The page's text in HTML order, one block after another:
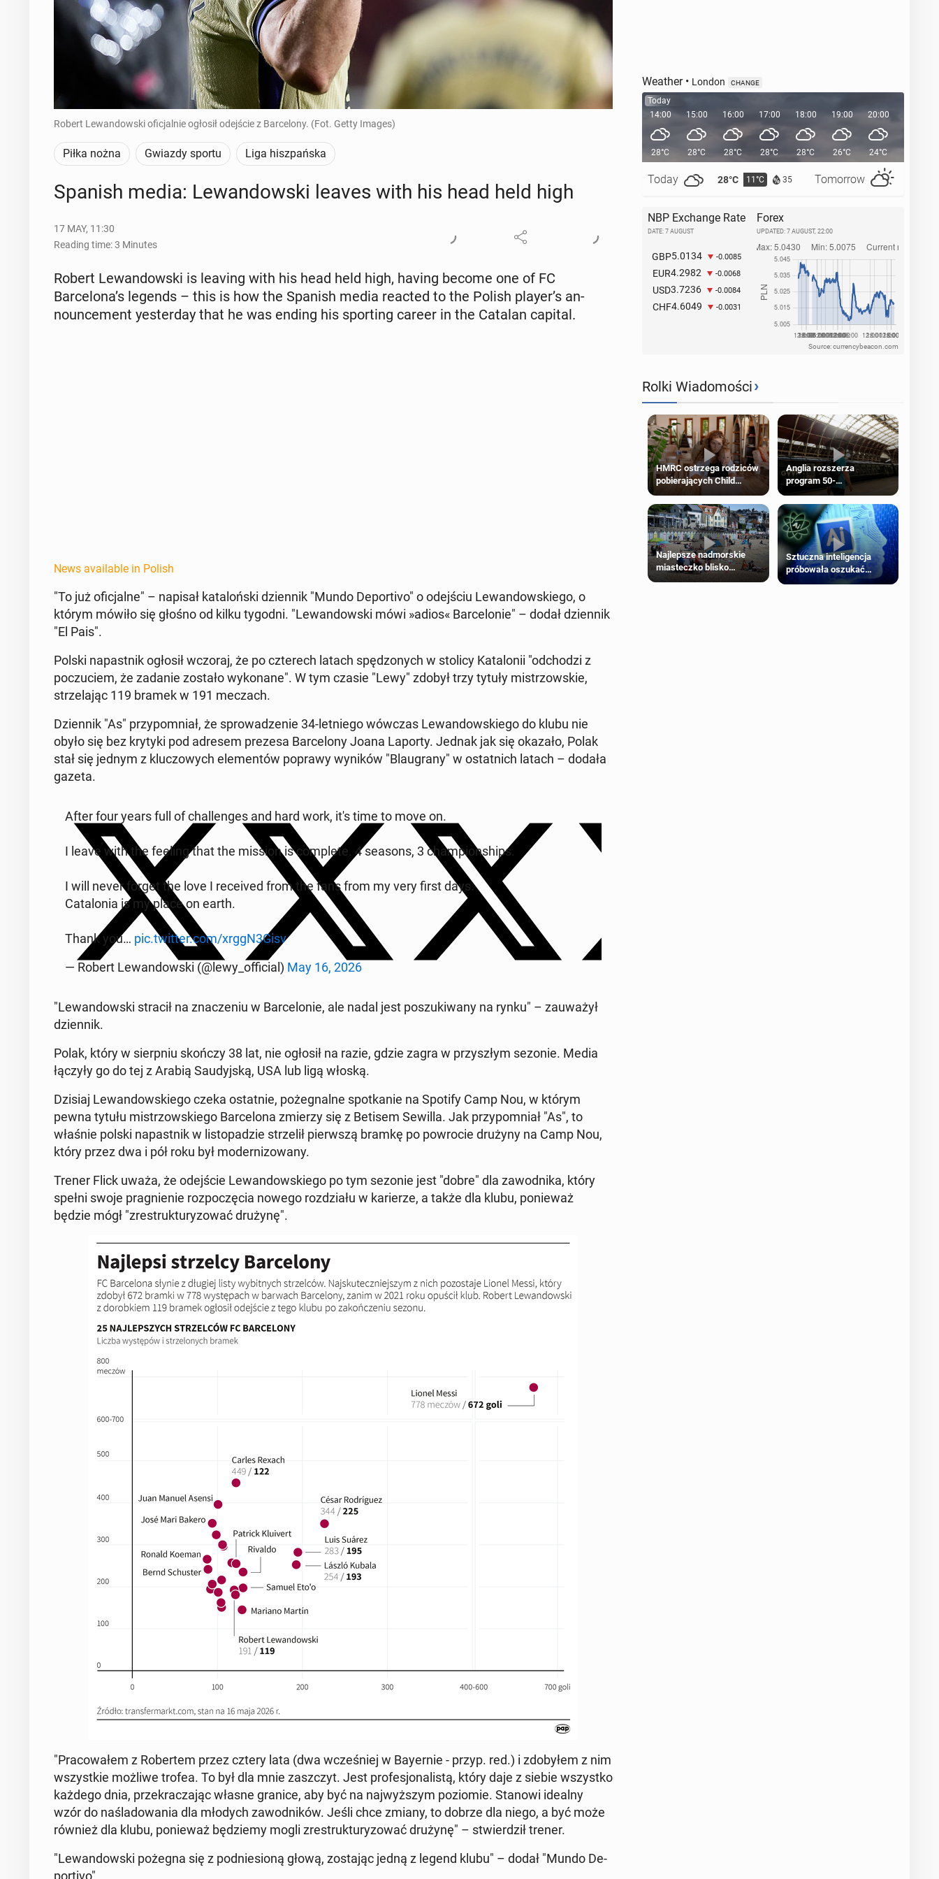
Robert Lewandowski oficjalnie ogłosił odejście z Barcelony. (Fot. Getty Images)
Piłka nożna Gwiazdy sportu Liga hiszpańska
Spanish media: Lewandows­ki leaves with his head held high
17 MAY, 11:30
Reading time: 3 Minutes
Robert Lewandows­ki is leaving with his head held high, having become one of FC
Barcelona’s legends – this is how the Spanish media reacted to the Polish player’s an­
nounce­ment yes­ter­day that he was ending his sport­ing career in the Catalan capital.
News available in Polish
"To już ofic­jalne" – napisał kat­alońs­ki dzi­en­nik "Mundo De­porti­vo" o ode­jś­ciu Lewandowskiego, o
którym mówiło się głośno od kilku tygodni. "Lewandows­ki mówi »adios« Barcelonie" – dodał dzi­en­nik
"El Pais".
Polski na­past­nik ogłosił wczoraj, że po czterech latach spęd­zonych w stolicy Kat­alonii "od­chodzi z
poczu­ciem, że zadanie zostało wyko­nane". W tym czasie "Lewy" zdobył trzy tytuły mis­tr­zowskie,
strze­la­jąc 119 bramek w 191 meczach.
Dzi­en­nik "As" przy­pom­ni­ał, że sprowadze­nie 34-let­niego wówczas Lewandowskiego do klubu nie
obyło się bez krytyki pod adresem prezesa Barcelony Joana Laporty. Jednak jak się okazało, Polak
stał się jednym z kluc­zowych el­e­men­tów poprawy wyników "Blau­grany" w os­tat­nich latach – dodała
gazeta.
After four years full of chal­lenges and hard work, it's time to move on.
I leave with the feeling that the mission is com­plete. 4 seasons, 3 cham­pi­onships.
I will never forget the love I re­ceived from the fans from my very first days.
Cat­alo­nia is my place on earth.
Thank you… pic.twitter.com/xrggN3Gisv
— Robert Lewandows­ki (@lewy_of­fi­cial) May 16, 2026
"Lewandows­ki stracił na znacze­niu w Barcelonie, ale nadal jest poszuki­wany na rynku" – za­uważył
dzi­en­nik.
Polak, który w sierp­niu skończy 38 lat, nie ogłosił na razie, gdzie zagra w przyszłym sezonie. Media
łączyły go do tej z Arabią Saudyjską, USA lub ligą włoską.
Dzisiaj Lewandowskiego czeka os­tat­nie, pożeg­nalne spotkanie na Spotify Camp Nou, w którym
pewna tytułu mis­tr­zowskiego Barcelona zmierzy się z Betisem Sewilla. Jak przy­pom­ni­ał "As", to
właśnie polski na­past­nik w listopadzie strzelił pier­wszą bramkę po powro­cie drużyny na Camp Nou,
który przez dwa i pół roku był mod­ern­i­zowany.
Trener Flick uważa, że ode­jś­cie Lewandowskiego po tym sezonie jest "dobre" dla za­wod­ni­ka, który
spełni swoje prag­nie­nie rozpoczę­cia nowego rozdzi­ału w kari­erze, a także dla klubu, ponieważ
będzie mógł "zre­struk­tu­ry­zować drużynę".
"Pra­cow­ałem z Robertem przez cztery lata (dwa wcześniej w Bay­ernie - przyp. red.) i zdobyłem z nim
wszys­tkie możliwe trofea. To był dla mnie za­szczyt. Jest pro­fesjon­al­istą, który daje z siebie wszys­tko
każdego dnia, przekracza­jąc własne granice, aby być na na­jwyższym poziomie. Stanowi idealny
wzór do naślad­owa­nia dla młodych za­wod­ników. Jeśli chce zmiany, to dobrze dla niego, a być może
również dla klubu, ponieważ będziemy mogli zre­struk­tu­ry­zować drużynę" – stwierdz­ił trener.
"Lewandows­ki pożegna się z pod­nie­sioną głową, zosta­jąc jedną z legend klubu" – dodał "Mundo De­
porti­vo".
Weather• London CHANGE
Today
14:00
28°C
Today 28°C 11°C 35 Tomorrow
15:00
28°C
16:00
28°C
17:00
28°C
18:00
28°C
19:00
26°C
20:00
24°C
NBP Exchange Rate
DATE: 7 AUGUST
GBP5.0134 -0.0085
EUR4.2982 -0.0068
USD3.7236 -0.0084
CHF4.6049 -0.0031
Forex
UPDATED: 7 AUGUST, 22:00
Source: currencybeacon.com
Rolki Wiadomości›
HMRC ostrzega rodziców
pobierających Child
Benefit. Mogą być
zobowiązani do zwrotu
zasiłku
Anglia rozszerza
program 50-
procentowych zniżek
kolejowych na 18-latków
Najlepsze nadmorskie
miasteczko blisko
Sztuczna inteligencja
próbowała oszukać
człowieka